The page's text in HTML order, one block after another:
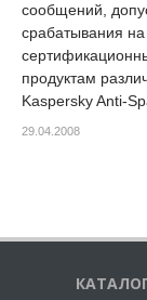
сообщений,
срабатывания
продуктам
Kaspersky Anti-
29.04.2008